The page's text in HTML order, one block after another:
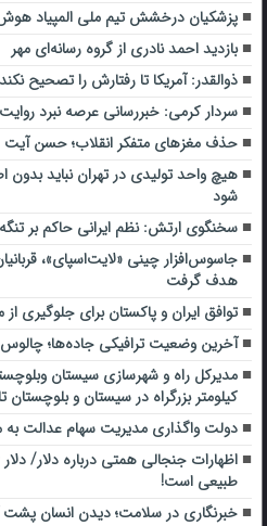
پزشکیان درخشش تیم ملی المپیاد
بازدید احمد نادری از گروه رسانه‌ای مهر
ذوالقدر: آمریکا تا رفتارش را تصحیح
سردار کرمی: خبررسانی عرصه نبرد
حذف مغزهای متفکر انقلاب؛ حسن آیت
هیچ واحد تولیدی در تهران نباید بدون
شود
سخنگوی ارتش: نظم ایرانی حاکم بر
هدف گرفت
توافق ایران و پاکستان برای جلوگیری از
آخرین وضعیت ترافیکی جاده‌ها؛ چالوس
کیلومتر بزرگراه در سیستان و بلوچستان
دولت واگذاری مدیریت سهام عدالت به
طبیعی است!
خبرنگاری در سلامت؛ دیدن انسان پشت